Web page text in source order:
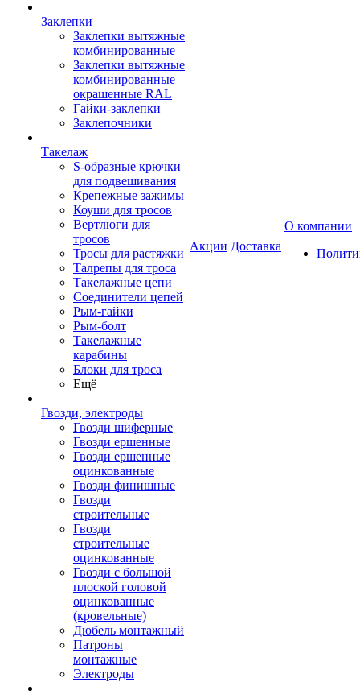
Заклепки
Заклепки вытяжные
комбинированные
Заклепки вытяжные
комбинированные
окрашенные RAL
Гайки-заклепки
Заклепочники
Такелаж
S-образные крючки
для подвешивания
Крепежные зажимы
Коуши для тросов
Вертлюги для
тросов
Тросы для растяжки
Талрепы для троса
Такелажные цепи
Соединители цепей
Рым-гайки
Рым-болт
Такелажные
карабины
Блоки для троса
Ещё
Гвозди, электроды
Гвозди шиферные
Гвозди ершенные
Гвозди ершенные
оцинкованные
Гвозди финишные
Гвозди
строительные
Гвозди
строительные
оцинкованные
Гвозди с большой
плоской головой
оцинкованные
(кровельные)
Дюбель монтажный
Патроны
монтажные
Электроды
Акции Доставка
О компании